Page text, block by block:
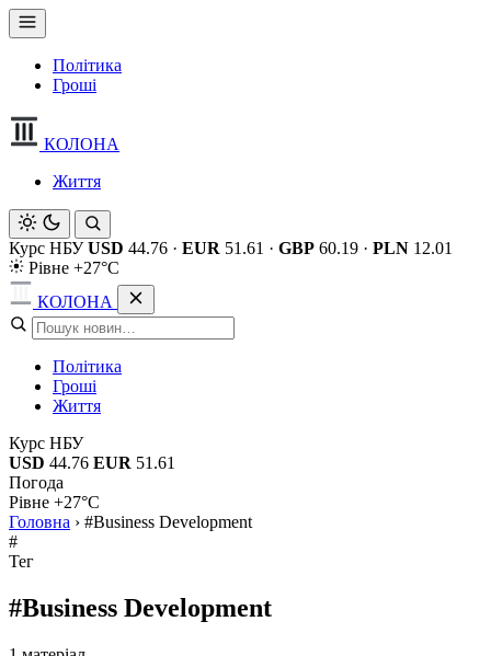
Політика
Гроші
КОЛОНА
Життя
Курс НБУ USD 44.76 · EUR 51.61 · GBP 60.19 · PLN 12.01
Рівне +27°C
КОЛОНА
Політика
Гроші
Життя
Курс НБУ
USD 44.76 EUR 51.61
Погода
Рівне +27°C
Головна › #Business Development
#
Тег
#Business Development